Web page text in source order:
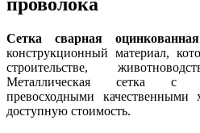
Сетка сварная
конструкционный материал,
строительстве,
Металлическая сетка с
превосходными качественными
доступную стоимость.